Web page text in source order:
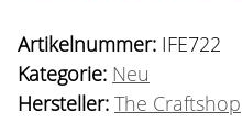
Artikelnummer: IFE722
Kategorie: Neu
Hersteller: The Craftshop